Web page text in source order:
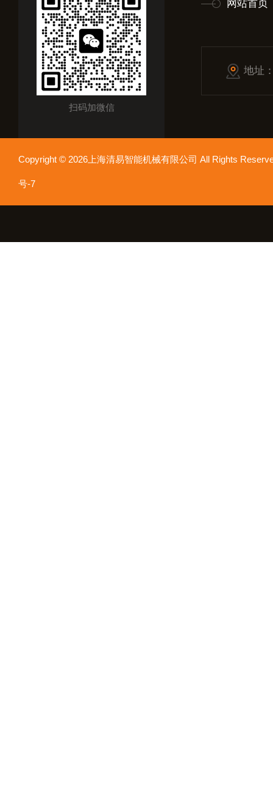
扫码加微信
网站首页
地址
Copyright © 2026上海清易智能机械有限公司 All Rights
号-7